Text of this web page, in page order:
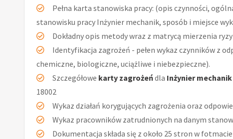
Pełna karta stanowiska pracy: (opis czynności,
stanowisku pracy Inżynier mechanik, sposób i miejsce
Dokładny opis metody wraz z matrycą mierzenia
Identyfikacja zagrożeń - pełen wykaz czynników z
chemiczne, biologiczne, uciążliwe i niebezpieczne).
Szczegółowe karty zagrożeńdla Inżynier mechanik
18002
Wykaz działań korygujących zagrożenia oraz
Wykaz pracowników zatrudnionych na danym
Dokumentacja składa się z około 25 stron w fotmacie